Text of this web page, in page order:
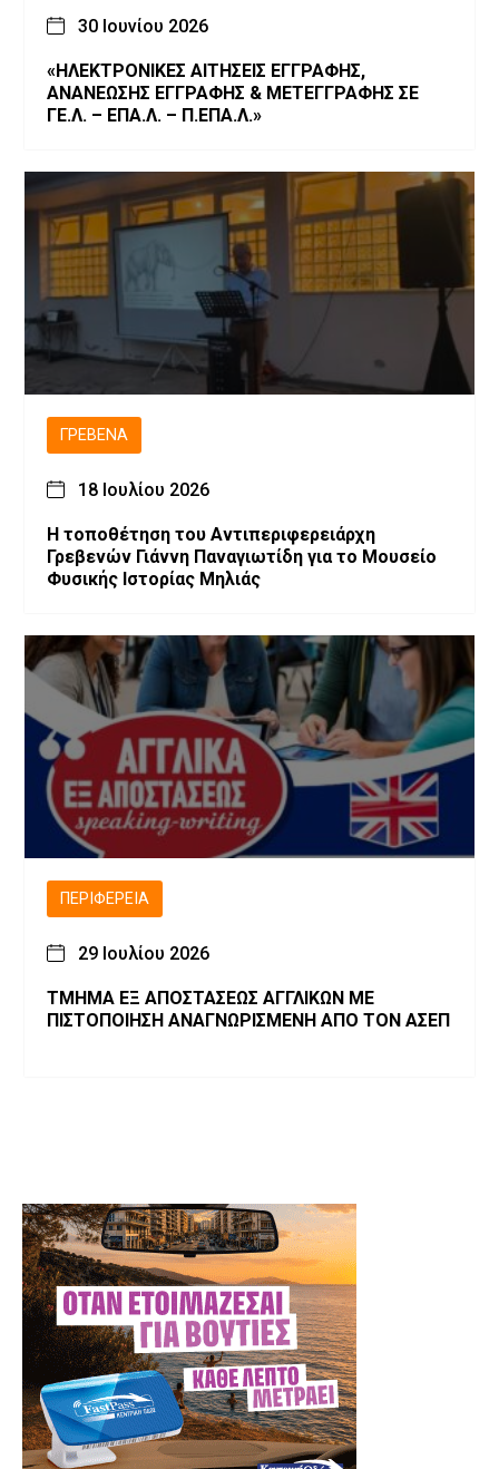
30 Ιουνίου 2026
«ΗΛΕΚΤΡΟΝΙΚΕΣ ΑΙΤΗΣΕΙΣ ΕΓΓΡΑΦΗΣ,
ΑΝΑΝΕΩΣΗΣ ΕΓΓΡΑΦΗΣ & ΜΕΤΕΓΓΡΑΦΗΣ ΣΕ
ΓΕ.Λ. – ΕΠΑ.Λ. – Π.ΕΠΑ.Λ.»
ΓΡΕΒΕΝΆ
18 Ιουλίου 2026
Η τοποθέτηση του Αντιπεριφερειάρχη
Γρεβενών Γιάννη Παναγιωτίδη για το Μουσείο
Φυσικής Ιστορίας Μηλιάς
ΠΕΡΙΦΈΡΕΙΑ
29 Ιουλίου 2026
ΤΜΗΜΑ ΕΞ ΑΠΟΣΤΑΣΕΩΣ ΑΓΓΛΙΚΩΝ ΜΕ
ΠΙΣΤΟΠΟΙΗΣΗ ΑΝΑΓΝΩΡΙΣΜΕΝΗ ΑΠΟ ΤΟΝ ΑΣΕΠ